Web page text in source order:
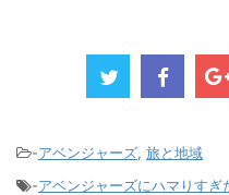
-アベンジャーズ, 旅と地域
-アベンジャーズにハマりすぎ